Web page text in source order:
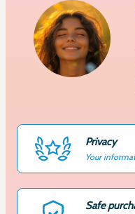
Privacy
Your
Safe